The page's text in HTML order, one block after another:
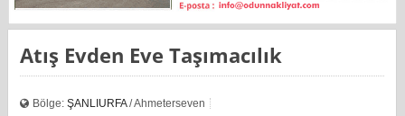
Atış Evden Eve Taşımacılık
Bölge:ŞANLIURFA/ Ahmeterseven